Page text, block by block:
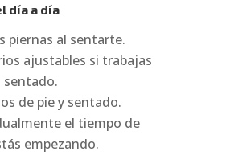
día a día
piernas al sentarte.
ajustables si trabajas
sentado.
de pie y sentado.
el tiempo de
empezando.